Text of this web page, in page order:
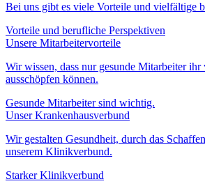
Bei uns gibt es viele Vorteile und vielfältige
Vorteile und berufliche Perspektiven
Unsere Mitarbeitervorteile
Wir wissen, dass nur gesunde Mitarbeiter ihr
ausschöpfen können.
Gesunde Mitarbeiter sind wichtig.
Unser Krankenhausverbund
Wir gestalten Gesundheit, durch das
unserem Klinikverbund.
Starker Klinikverbund